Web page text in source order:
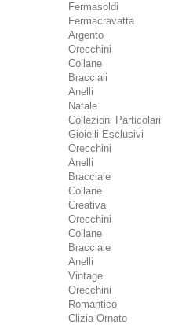
Fermasoldi
Fermacravatta
Argento
Orecchini
Collane
Bracciali
Anelli
Natale
Collezioni Particolari
Gioielli Esclusivi
Orecchini
Anelli
Bracciale
Collane
Creativa
Orecchini
Collane
Bracciale
Anelli
Vintage
Orecchini
Romantico
Clizia Ornato